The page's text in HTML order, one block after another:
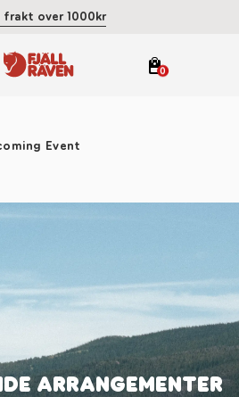
frakt over 1000kr
0
Event
ARRANGEMENTER